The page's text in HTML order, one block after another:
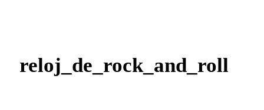
reloj_de_rock_and_roll